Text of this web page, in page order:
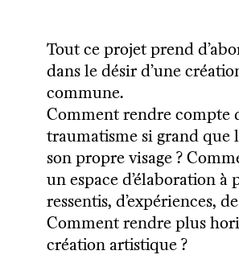
Tout ce projet prend
dans le désir d’une
commune.
Comment rendre compte
traumatisme si grand que
son propre visage ?
un espace d’élaboration à
ressentis, d’expériences,
Comment rendre plus
création artistique ?